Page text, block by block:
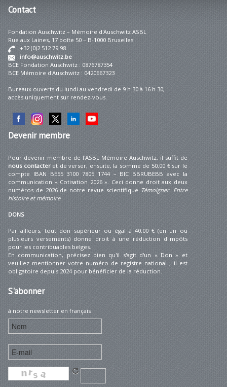
Contact
Fondation Auschwitz – Mémoire d'Auschwitz ASBL
Rue aux Laines, 17 boîte 50 – B-1000 Bruxelles
+32 (0)2 512 79 98
info@auschwitz.be
BCE Fondation Auschwitz : 0876787354
BCE Mémoire d'Auschwitz : 0420667323
Bureaux ouverts du lundi au vendredi de 9 h 30 à 16 h 30,
accès uniquement sur rendez-vous.
Devenirmembre
Pour devenir membre de l'ASBL Mémoire Auschwitz, il suffit de
nous contacteret de verser, ensuite, la somme de 50,00 € sur le
compte IBAN BE55 3100 7805 1744 – BIC BBRUBEBB avec la
communication « Cotisation 2026 ». Ceci donne droit aux deux
numéros de 2026 de notre revue scientifique Témoigner. Entre
histoire et mémoire.
DONS
Par ailleurs, tout don supérieur ou égal à 40,00 € (en un ou
plusieurs versements) donne droit à une réduction d'impôts
pour les contribuables belges.
En communication, précisez bien qu'il s'agit d'un « Don » et
veuillez mentionner votre numéro de registre national ; il est
obligatoire depuis 2024 pour bénéficier de la réduction.
S'abonner
à notre newsletter en français